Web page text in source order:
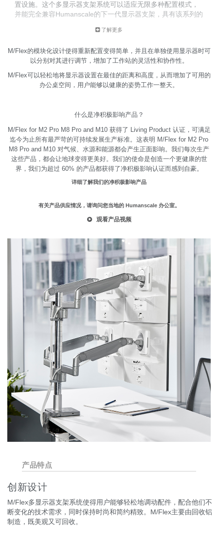
置设施。这个多显示器支架系统可以适应无限多种配置模式，
并能完全兼容Humanscale的下一代显示器支架，具有该系列的
现代工作场所所提供的最具可扩展性的解决方案。
了解更多
M/Flex的模块化设计使得重新配置变得简单，并且在单独使用显示器时可
以分别对其进行调节，增加了工作站的灵活性和协作性。
M/Flex可以轻松地将显示器设置在最佳的距离和高度，从而增加了可用的
办公桌空间，用户能够以健康的姿势工作一整天。
什么是净积极影响产品？
M/Flex for M2 Pro M8 Pro and M10 获得了 Living Product 认证，可满足
迄今为止所有最严苛的可持续发展生产标准。这表明 M/Flex for M2 Pro
M8 Pro and M10 对气候、水源和能源都会产生正面影响。我们每次生产
这些产品，都会让地球变得更美好。我们的使命是创造一个更健康的世
界，我们为超过 60% 的产品都获得了净积极影响认证而感到自豪。
详细了解我们的净积极影响产品
有关产品供应情况，请询问您当地的 Humanscale 办公室。
观看产品视频
产品特点
创新设计
M/Flex多显示器支架系统使得用户能够轻松地调动配件，配合他们不
断变化的技术需求，同时保持时尚和简约精致。M/Flex主要由回收铝
制造，既美观又可回收。